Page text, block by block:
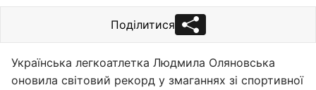
Поділитися
Українська легкоатлетка Людмила Оляновська
оновила світовий рекорд у змаганнях зі спортивної